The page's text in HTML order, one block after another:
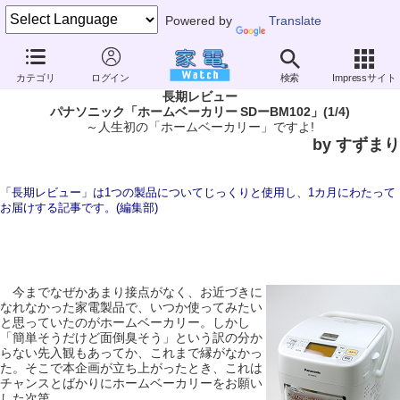
Powered by Translate
カテゴリ ログイン 検索 Impressサイト
家電 Watch 生活家電 キッチン家電
ホームベーカリー
長期レビュー
パナソニック「ホームベーカリー SDーBM102」(1/4)
～人生初の「ホームベーカリー」ですよ!
by すずまり
「長期レビュー」は1つの製品についてじっくりと使用し、1カ月にわたって
お届けする記事です。(編集部)
今までなぜかあまり接点がなく、お近づきに
なれなかった家電製品で、いつか使ってみたい
と思っていたのがホームベーカリー。しかし
「簡単そうだけど面倒臭そう」という訳の分か
らない先入観もあってか、これまで縁がなかっ
た。そこで本企画が立ち上がったとき、これは
チャンスとばかりにホームベーカリーをお願い